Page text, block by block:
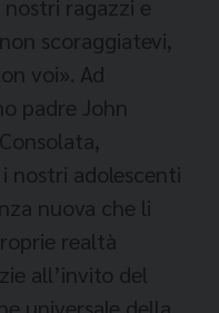
ragazzi e
scoraggiatevi,
voi». Ad
padre John
nostri adolescenti
nuova che li
realtà
all’invito del